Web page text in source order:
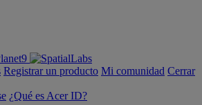
Registrar un producto Mi comunidad Cerrar
¿Qué es Acer ID?